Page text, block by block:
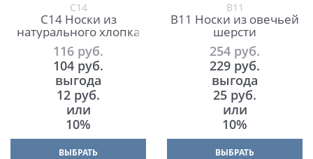
С14
С14 Носки из
натурального хлопка
116 руб.
104 руб.
выгода
12 руб.
или
10%
ВЫБРАТЬ
В11
В11 Носки из овечьей
шерсти
254 руб.
229 руб.
выгода
25 руб.
или
10%
ВЫБРАТЬ